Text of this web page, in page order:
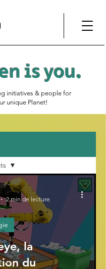
isyou.
initiatives & people for
unique Planet!
la
du
2 min de lecture